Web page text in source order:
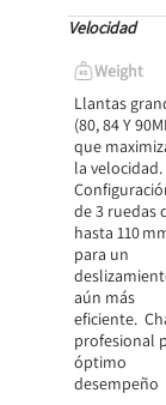
Velocidad
Weight
Llantas
(80, 84 Y
que
la velocidad.
de 3 ruedas
hasta 110
para un
aún más
eficiente.
profesional
óptimo
desempeño